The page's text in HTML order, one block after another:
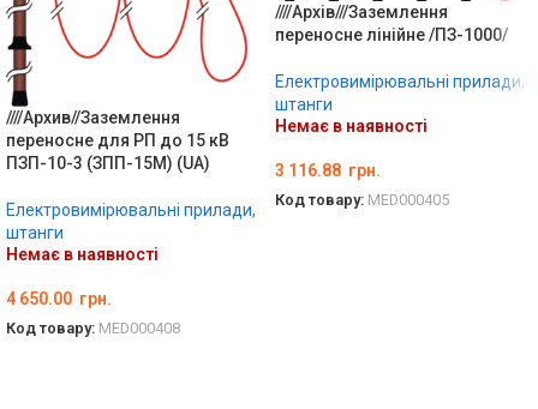
////Архив//Заземлення
переносне для РП до 15 кВ
ПЗП-10-3 (ЗПП-15М) (UA)
Електровимірювальні прилади,
штанги
Немає в наявності
4 650.00 грн.
Код товару: MED000408
////Архів///Заземлення
переносне лінійне /ПЗ-1000/
Електровимірювальні прилади,
штанги
Немає в наявності
3 116.88 грн.
Код товару: MED000405